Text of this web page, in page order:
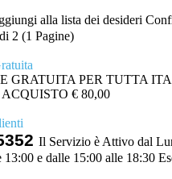
alla lista dei desideri
2 (1 Pagine)
GRATUITA PER TUTTA
€ 80,00
Il Servizio è Attivo dal
13:00 e dalle 15:00 alle 18:30